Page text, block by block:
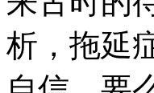
来古时的
析，拖延